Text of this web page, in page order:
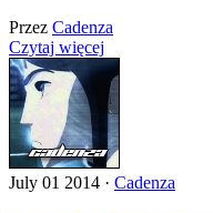
Przez Cadenza
Czytaj więcej
July 01 2014 · Cadenza